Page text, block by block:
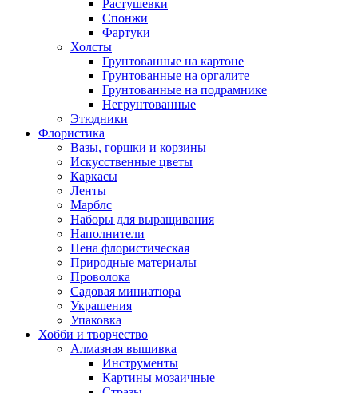
Растушевки
Спонжи
Фартуки
Холсты
Грунтованные на картоне
Грунтованные на оргалите
Грунтованные на подрамнике
Негрунтованные
Этюдники
Флористика
Вазы, горшки и корзины
Искусственные цветы
Каркасы
Ленты
Марблс
Наборы для выращивания
Наполнители
Пена флористическая
Природные материалы
Проволока
Садовая миниатюра
Украшения
Упаковка
Хобби и творчество
Алмазная вышивка
Инструменты
Картины мозаичные